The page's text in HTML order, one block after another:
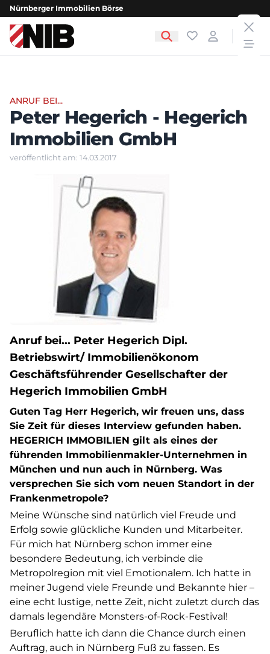
Nürnberger Immobilien Börse
NIB - Nürnberger Immobilien Börse Favoriten
Login
ANRUF BEI...
Peter Hegerich - Hegerich
Immobilien GmbH
veröffentlicht am: 14.03.2017
Anruf bei... Peter Hegerich Dipl.
Betriebswirt/ Immobilienökonom
Geschäftsführender Gesellschafter der
Hegerich Immobilien GmbH
Guten Tag Herr Hegerich, wir freuen uns, dass
Sie Zeit für dieses Interview gefunden haben.
HEGERICH IMMOBILIEN gilt als eines der
führenden Immobilienmakler-Unternehmen in
München und nun auch in Nürnberg. Was
versprechen Sie sich vom neuen Standort in der
Frankenmetropole?
Meine Wünsche sind natürlich viel Freude und
Erfolg sowie glückliche Kunden und Mitarbeiter.
Für mich hat Nürnberg schon immer eine
besondere Bedeutung, ich verbinde die
Metropolregion mit viel Emotionalem. Ich hatte in
meiner Jugend viele Freunde und Bekannte hier –
eine echt lustige, nette Zeit, nicht zuletzt durch das
damals legendäre Monsters-of-Rock-Festival!
Beruflich hatte ich dann die Chance durch einen
Auftrag, auch in Nürnberg Fuß zu fassen. Es